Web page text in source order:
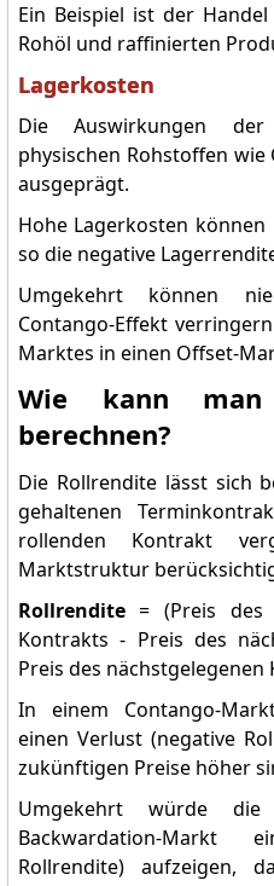
Ein Beispiel ist der
Rohöl und raffinierten
Lagerkosten
Die Auswirkungen
physischen Rohstoffen
ausgeprägt.
Hohe Lagerkosten
so die negative
Umgekehrt können
Contango-Effekt
Marktes in einen Offset-
Wie kann
berechnen?
Die Rollrendite lässt sich
gehaltenen
rollenden Kontrakt
Marktstruktur
Rollrendite= (Preis des
Kontrakts - Preis des
Preis des nächstgelegenen
In einem Contango-
einen Verlust (negative
zukünftigen Preise höher
Umgekehrt würde
Backwardation-Markt
Rollrendite) aufzeigen,